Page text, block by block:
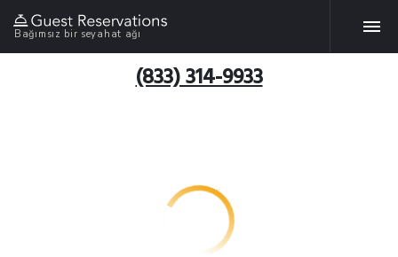
Bağımsız bir seyahat ağı
(833) 314-9933